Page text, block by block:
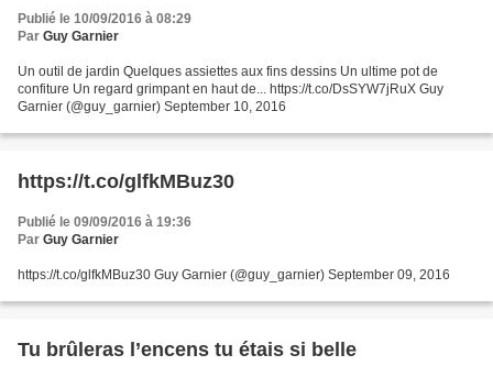
Publié le 10/09/2016 à 08:29
Par Guy Garnier
Un outil de jardin Quelques assiettes aux fins dessins Un ultime pot de
confiture Un regard grimpant en haut de... https://t.co/DsSYW7jRuX Guy
Garnier (@guy_garnier) September 10, 2016
https://t.co/glfkMBuz30
Publié le 09/09/2016 à 19:36
Par Guy Garnier
https://t.co/glfkMBuz30 Guy Garnier (@guy_garnier) September 09, 2016
Tu brûleras l’encens tu étais si belle